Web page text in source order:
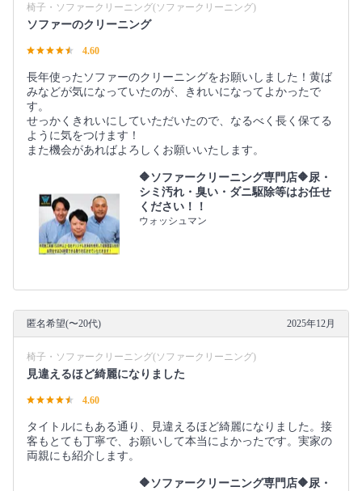
椅子・ソファークリーニング(ソファークリーニング)
ソファーのクリーニング
4.60
長年使ったソファーのクリーニングをお願いしました！黄ば
みなどが気になっていたのが、きれいになってよかったで
す。
せっかくきれいにしていただいたので、なるべく長く保てる
ように気をつけます！
また機会があればよろしくお願いいたします。
🔶ソファークリーニング専門店🔶尿・
シミ汚れ・臭い・ダニ駆除等はお任せ
ください！！
ウォッシュマン
匿名希望(〜20代) 2025年12月
椅子・ソファークリーニング(ソファークリーニング)
見違えるほど綺麗になりました
4.60
タイトルにもある通り、見違えるほど綺麗になりました。接
客もとても丁寧で、お願いして本当によかったです。実家の
両親にも紹介します。
🔶ソファークリーニング専門店🔶尿・